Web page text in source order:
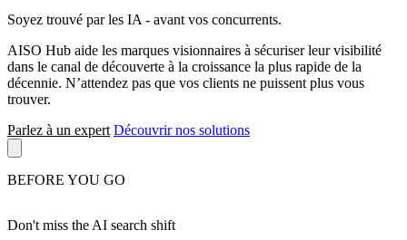
Soyez trouvé par les IA - avant vos concurrents.
AISO Hub aide les marques visionnaires à sécuriser leur visibilité
dans le canal de découverte à la croissance la plus rapide de la
décennie. N’attendez pas que vos clients ne puissent plus vous
trouver.
Parlez à un expert Découvrir nos solutions
BEFORE YOU GO
Don't miss the AI search shift